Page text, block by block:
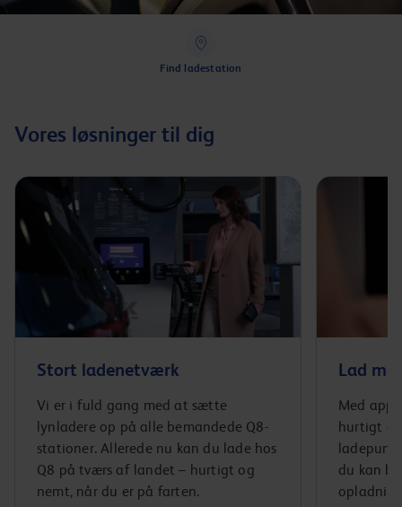
Find ladestation
Vores løsninger til dig
Stort ladenetværk
Vi er i fuld gang med at sætte
lynladere op på alle bemandede Q8-
stationer. Allerede nu kan du lade hos
Q8 på tværs af landet – hurtigt og
nemt, når du er på farten.
Lad
Med
hurtigt
du kan